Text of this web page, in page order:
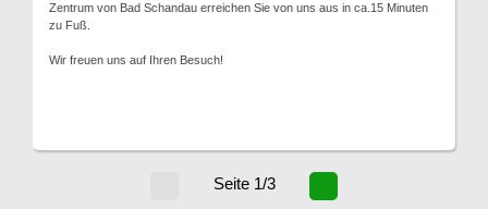
Zentrum von Bad Schandau erreichen Sie von uns aus in ca.15 Minuten
zu Fuß.
Wir freuen uns auf Ihren Besuch!
Seite 1/3